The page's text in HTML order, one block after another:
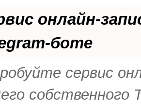
онлайн-
боте
сервис
собственного